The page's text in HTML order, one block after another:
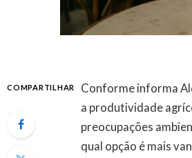
COMPARTILHAR
Conforme informa
a produtividade
preocupações
qual opção é mais